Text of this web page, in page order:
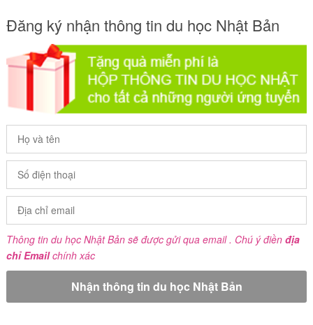
Đăng ký nhận thông tin du học Nhật Bản
Thông tin du học Nhật Bản sẽ được gửi qua email . Chú ý điền địa
chỉ Emailchính xác